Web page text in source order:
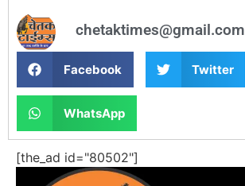
chetaktimes@gmail.com
Facebook Twitter
WhatsApp
[the_ad id="80502"]